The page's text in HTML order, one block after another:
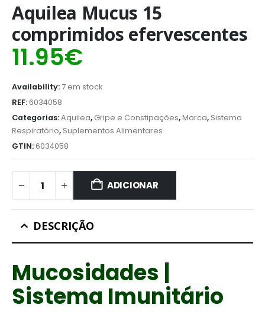
Aquilea Mucus 15
comprimidos efervescentes
11.95€
Availability: 7 em stock
REF:6034058
Categorias:Aquilea, Gripe e Constipações,Marca, Sistema
Respiratório, Suplementos Alimentares
GTIN:6034058
ADICIONAR
DESCRIÇÃO
Mucosidades |
Sistema Imunitário